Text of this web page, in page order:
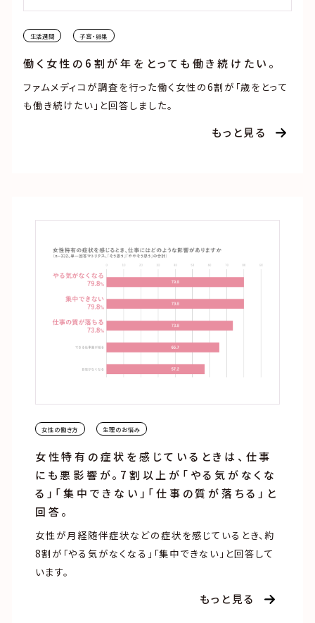
生活週間 子宮・卵巣
働く女性の6割が年をとっても働き続けたい。
ファムメディコが調査を行った働く女性の6割が「歳をとって
も働き続けたい」と回答しました。
もっと見る
女性の働き方 生理のお悩み
女性特有の症状を感じているときは、仕事
にも悪影響が。7割以上が「やる気がなくな
る」「集中できない」「仕事の質が落ちる」と
回答。
女性が月経随伴症状などの症状を感じているとき、約
8割が「やる気がなくなる」「集中できない」と回答して
います。
もっと見る